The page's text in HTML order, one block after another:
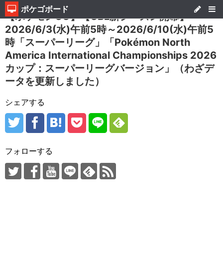
ポケゴボード
【ポケモンGO】【GBL新シーズン開幕】
2026/6/3(水)午前5時～2026/6/10(水)午前5
時「スーパーリーグ」「Pokémon North
America International Championships 2026
カップ：スーパーリーグバージョン」（わざデ
ータを更新しました）
シェアする
フォローする